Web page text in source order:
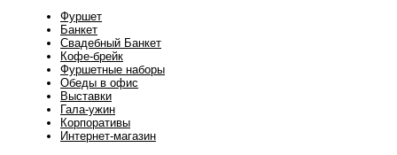
Фуршет
Банкет
Свадебный Банкет
Кофе-брейк
Фуршетные наборы
Обеды в офис
Выставки
Гала-ужин
Корпоративы
Интернет-магазин